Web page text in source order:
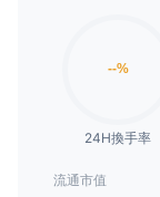
24H換手率
流通市值